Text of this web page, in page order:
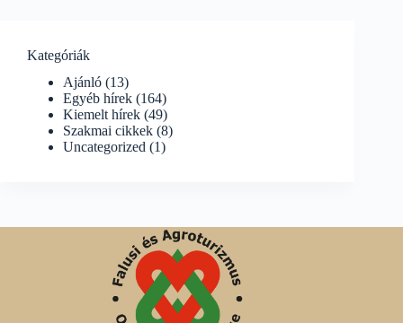
Kategóriák
Ajánló (13)
Egyéb hírek (164)
Kiemelt hírek (49)
Szakmai cikkek (8)
Uncategorized (1)